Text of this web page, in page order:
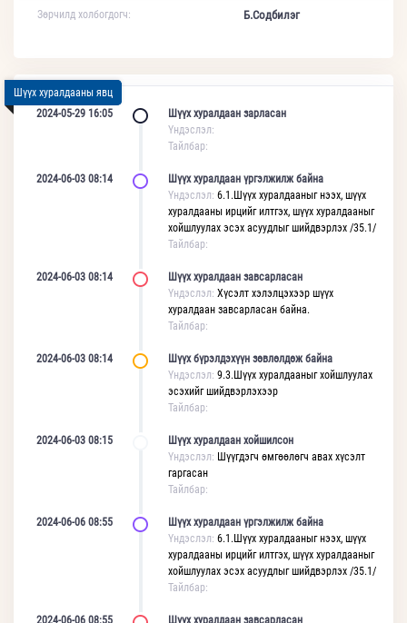
Зөрчилд холбогдогч: Б.Содбилэг
Шүүх хуралдааны явц
2024-05-29 16:05
Шүүх хуралдаан зарласан
Үндэслэл:
Тайлбар:
2024-06-03 08:14
Шүүх хуралдаан үргэлжилж байна
Үндэслэл: 6.1.Шүүх хуралдааныг нээх, шүүх
хуралдааны ирцийг илтгэх, шүүх хуралдааныг
хойшлуулах эсэх асуудлыг шийдвэрлэх /35.1/
Тайлбар:
2024-06-03 08:14
Шүүх хуралдаан завсарласан
Үндэслэл: Хүсэлт хэлэлцэхээр шүүх
хуралдаан завсарласан байна.
Тайлбар:
2024-06-03 08:14
Шүүх бүрэлдэхүүн зөвлөлдөж байна
Үндэслэл: 9.3.Шүүх хуралдааныг хойшлуулах
эсэхийг шийдвэрлэхээр
Тайлбар:
2024-06-03 08:15
Шүүх хуралдаан хойшилсон
Үндэслэл: Шүүгдэгч өмгөөлөгч авах хүсэлт
гаргасан
Тайлбар:
2024-06-06 08:55
Шүүх хуралдаан үргэлжилж байна
Үндэслэл: 6.1.Шүүх хуралдааныг нээх, шүүх
хуралдааны ирцийг илтгэх, шүүх хуралдааныг
хойшлуулах эсэх асуудлыг шийдвэрлэх /35.1/
Тайлбар:
2024-06-06 08:55 Шүүх хуралдаан завсарласан